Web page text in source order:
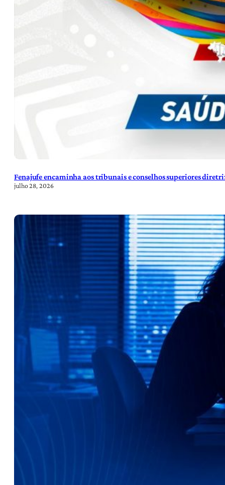
Fenajufe encaminha aos tribunais e conselhos superiores
julho 28, 2026